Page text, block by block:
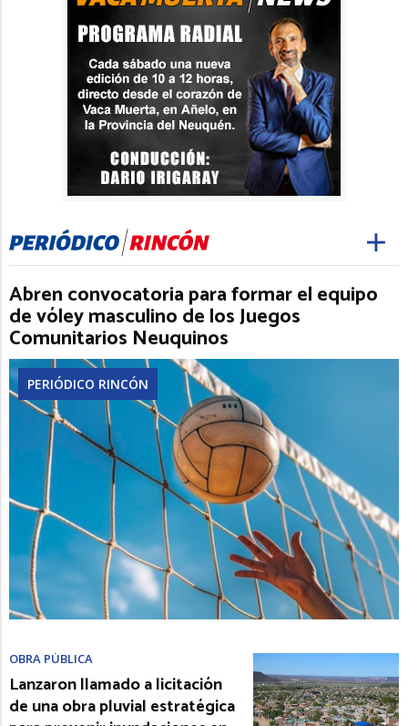
Abren convocatoria para formar el equipo
de vóley masculino de los Juegos
Comunitarios Neuquinos
PERIÓDICO RINCÓN
OBRA PÚBLICA
Lanzaron llamado a licitación
de una obra pluvial estratégica